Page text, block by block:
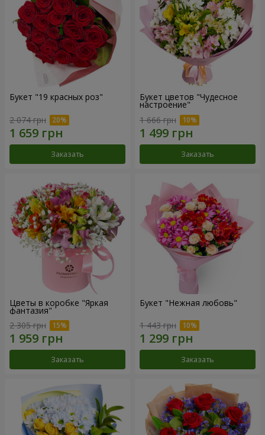
Букет "19 красных роз"
2 074 грн
Заказать
Букет цветов "Чудесное
настроение"
1 666 грн
Заказать
Цветы в коробке "Яркая
фантазия"
2 305 грн
Заказать
Букет "Нежная любовь"
1 443 грн
Заказать